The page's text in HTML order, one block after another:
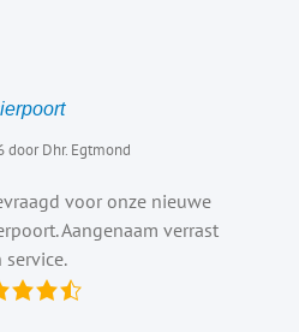
door Dhr. Egtmond
voor onze nieuwe
Aangenaam verrast